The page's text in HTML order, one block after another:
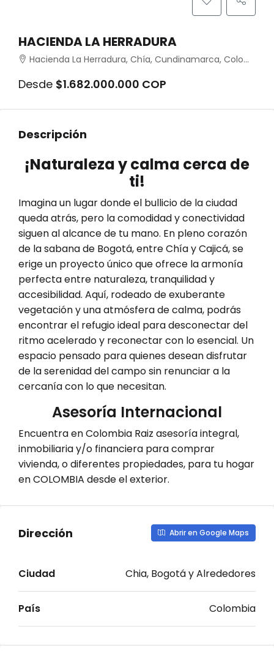
HACIENDA LA HERRADURA
Hacienda La Herradura, Chía, Cundinamarca, Colombia
Desde $1.682.000.000 COP
Descripción
¡Naturaleza y calma cerca de
ti!
Imagina un lugar donde el bullicio de la ciudad
queda atrás, pero la comodidad y conectividad
siguen al alcance de tu mano. En pleno corazón
de la sabana de Bogotá, entre Chía y Cajicá, se
erige un proyecto único que ofrece la armonía
perfecta entre naturaleza, tranquilidad y
accesibilidad. Aquí, rodeado de exuberante
vegetación y una atmósfera de calma, podrás
encontrar el refugio ideal para desconectar del
ritmo acelerado y reconectar con lo esencial. Un
espacio pensado para quienes desean disfrutar
de la serenidad del campo sin renunciar a la
cercanía con lo que necesitan.
Asesoría Internacional
Encuentra en Colombia Raiz asesoría integral,
inmobiliaria y/o financiera para comprar
vivienda, o diferentes propiedades, para tu hogar
en COLOMBIA desde el exterior.
Dirección Abrir en Google Maps
Ciudad Chia, Bogotá y Alrededores
País Colombia